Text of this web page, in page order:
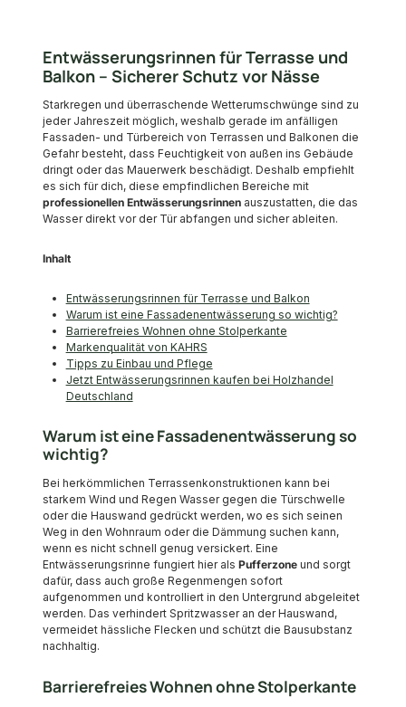
Entwässerungsrinnen für Terrasse und
Balkon – Sicherer Schutz vor Nässe
Starkregen und überraschende Wetterumschwünge sind zu
jeder Jahreszeit möglich, weshalb gerade im anfälligen
Fassaden- und Türbereich von Terrassen und Balkonen die
Gefahr besteht, dass Feuchtigkeit von außen ins Gebäude
dringt oder das Mauerwerk beschädigt. Deshalb empfiehlt
es sich für dich, diese empfindlichen Bereiche mit
professionellen Entwässerungsrinnen auszustatten, die das
Wasser direkt vor der Tür abfangen und sicher ableiten.
Inhalt
Entwässerungsrinnen für Terrasse und Balkon
Warum ist eine Fassadenentwässerung so wichtig?
Barrierefreies Wohnen ohne Stolperkante
Markenqualität von KAHRS
Tipps zu Einbau und Pflege
Jetzt Entwässerungsrinnen kaufen bei Holzhandel
Deutschland
Warum ist eine Fassadenentwässerung so
wichtig?
Bei herkömmlichen Terrassenkonstruktionen kann bei
starkem Wind und Regen Wasser gegen die Türschwelle
oder die Hauswand gedrückt werden, wo es sich seinen
Weg in den Wohnraum oder die Dämmung suchen kann,
wenn es nicht schnell genug versickert. Eine
Entwässerungsrinne fungiert hier als Pufferzone und sorgt
dafür, dass auch große Regenmengen sofort
aufgenommen und kontrolliert in den Untergrund abgeleitet
werden. Das verhindert Spritzwasser an der Hauswand,
vermeidet hässliche Flecken und schützt die Bausubstanz
nachhaltig.
Barrierefreies Wohnen ohne Stolperkante